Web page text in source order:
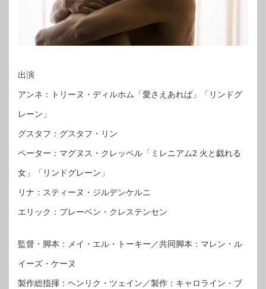
出演
アンネ：トリーヌ・ディルホム「愛さえあれば」「リンドグ
レーン」
グスタフ：グスタフ・リン
ペーター：マグヌス・クレッペル「ミレニアム2 火と戯れる
女」「リンドグレーン」
リナ：スティーヌ・ジルデンケルニ
エリック：プレーベン・クレステンセン
監督・脚本：メイ・エル・トーキー／共同脚本：マレン・ル
イーズ・ケーヌ
製作総指揮：ヘンリク・ツェイン／製作：キャロライン・ブ